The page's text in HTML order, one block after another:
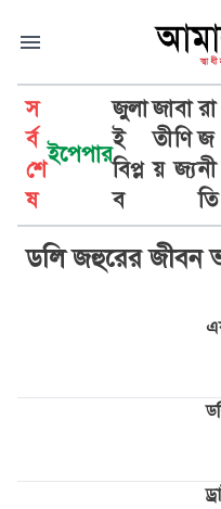
স
র্ব
শে
ষ
ইপেপার
জুলা
ই
বিপ্ল
ব
জা
তী
য়
বা
ণি
জ্য
রা
জ
নী
তি
অভিনেত্রী ডলি
ডলি জহুরের জীবন